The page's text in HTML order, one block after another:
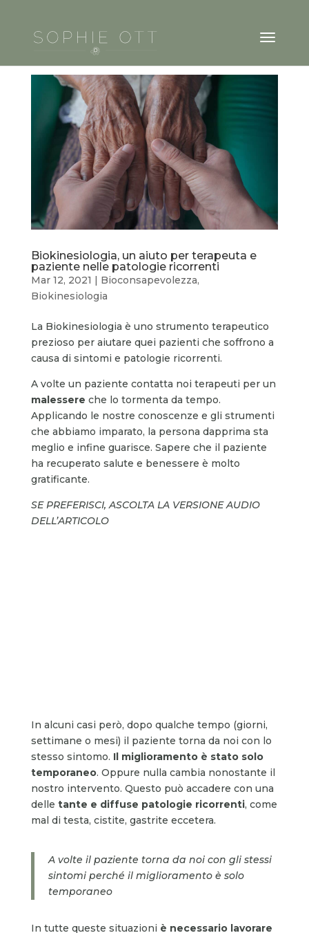
Biokinesiologia, un aiuto per terapeuta e
paziente nelle patologie ricorrenti
Mar 12, 2021 | Bioconsapevolezza,
Biokinesiologia
La Biokinesiologia è uno strumento terapeutico
prezioso per aiutare quei pazienti che soffrono a
causa di sintomi e patologie ricorrenti.
A volte un paziente contatta noi terapeuti per un
malessere che lo tormenta da tempo.
Applicando le nostre conoscenze e gli strumenti
che abbiamo imparato, la persona dapprima sta
meglio e infine guarisce. Sapere che il paziente
ha recuperato salute e benessere è molto
gratificante.
SE PREFERISCI, ASCOLTA LA VERSIONE AUDIO
DELL’ARTICOLO
In alcuni casi però, dopo qualche tempo (giorni,
settimane o mesi) il paziente torna da noi con lo
stesso sintomo. Il miglioramento è stato solo
temporaneo. Oppure nulla cambia nonostante il
nostro intervento. Questo può accadere con una
delle tante e diffuse patologie ricorrenti, come
mal di testa, cistite, gastrite eccetera.
A volte il paziente torna da noi con gli stessi
sintomi perché il miglioramento è solo
temporaneo
In tutte queste situazioni è necessario lavorare